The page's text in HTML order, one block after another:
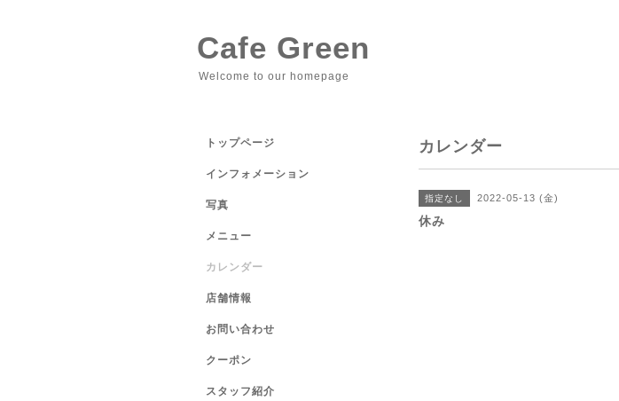
Cafe Green
Welcome to our homepage
カレンダー
指定なし 2022-05-13 (金)
休み
トップページ
インフォメーション
写真
メニュー
カレンダー
店舗情報
お問い合わせ
クーポン
スタッフ紹介